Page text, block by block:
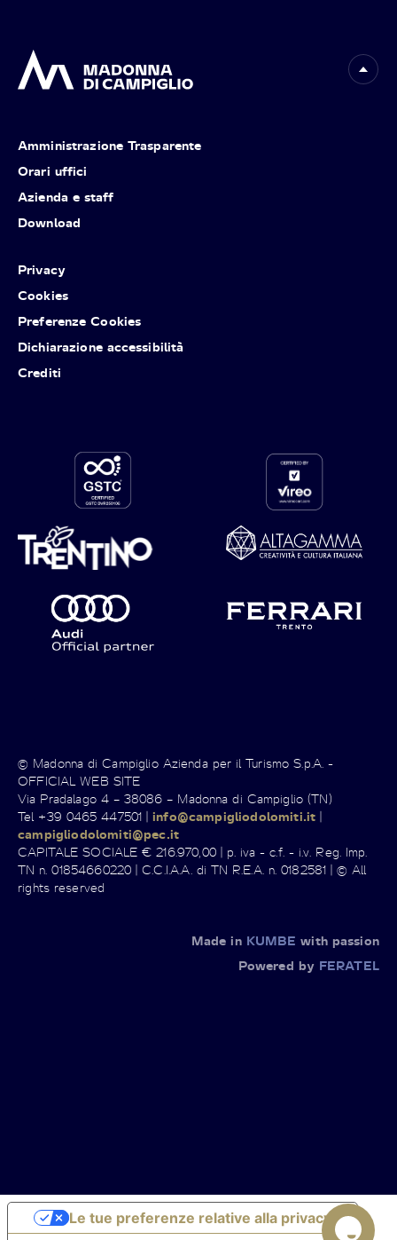
Amministrazione Trasparente
Orari uffici
Azienda e staff
Download
Privacy
Cookies
Preferenze Cookies
Dichiarazione accessibilità
Crediti
© Madonna di Campiglio Azienda per il Turismo S.p.A. -
OFFICIAL WEB SITE
Via Pradalago 4 – 38086 – Madonna di Campiglio (TN)
Tel +39 0465 447501 |info@campigliodolomiti.it |
campigliodolomiti@pec.it
CAPITALE SOCIALE € 216.970,00 | p. iva - c.f. - i.v. Reg. Imp.
TN n. 01854660220 | C.C.I.A.A. di TN R.E.A. n. 0182581 | © All
rights reserved
Made in KUMBE with passion
Powered by FERATEL
Le tue preferenze relative alla privacy